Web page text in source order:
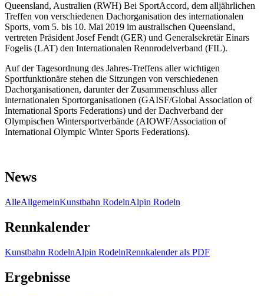
Queensland, Australien (RWH) Bei SportAccord, dem alljährlichen
Treffen von verschiedenen Dachorganisation des internationalen
Sports, vom 5. bis 10. Mai 2019 im australischen Queensland,
vertreten Präsident Josef Fendt (GER) und Generalsekretär Einars
Fogelis (LAT) den Internationalen Rennrodelverband (FIL).
Auf der Tagesordnung des Jahres-Treffens aller wichtigen
Sportfunktionäre stehen die Sitzungen von verschiedenen
Dachorganisationen, darunter der Zusammenschluss aller
internationalen Sportorganisationen (GAISF/Global Association of
International Sports Federations) und der Dachverband der
Olympischen Wintersportverbände (AIOWF/Association of
International Olympic Winter Sports Federations).
News
AlleAllgemeinKunstbahn RodelnAlpin Rodeln
Rennkalender
Kunstbahn RodelnAlpin RodelnRennkalender als PDF
Ergebnisse